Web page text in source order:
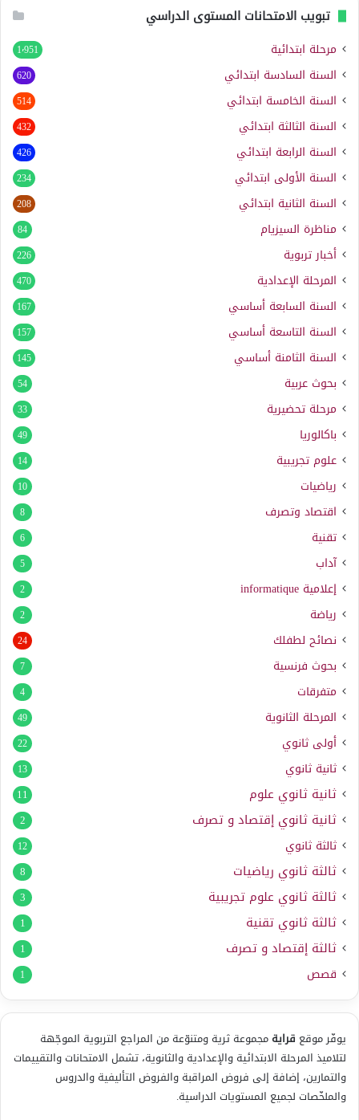
تبويب الامتحانات المستوى الدراسي
مرحلة ابتدائية 1٬951
السنة السادسة ابتدائي 620
السنة الخامسة ابتدائي 514
السنة الثالثة ابتدائي 432
السنة الرابعة ابتدائي 426
السنة الأولى ابتدائي 234
السنة الثانية ابتدائي 208
مناظرة السيزيام 84
أخبار تربوية 226
المرحلة الإعدادية 470
السنة السابعة أساسي 167
السنة التاسعة أساسي 157
السنة الثامنة أساسي 145
بحوث عربية 54
مرحلة تحضيرية 33
باكالوريا 49
علوم تجريبية 14
رياضيات 10
اقتصاد وتصرف 8
تقنية 6
آداب 5
إعلامية informatique
2
رياضة 2
نصائح لطفلك 24
بحوث فرنسية 7
متفرقات 4
المرحلة الثانوية 49
أولى ثانوي 22
ثانية ثانوي 13
ثانية ثانوي علوم 11
ثانية ثانوي إقتصاد و تصرف 2
ثالثة ثانوي 12
ثالثة ثانوي رياضيات 8
ثالثة ثانوي علوم تجريبية 3
ثالثة ثانوي تقنية 1
ثالثة إقتصاد و تصرف 1
قصص 1
يوفّر موقع قرايةمجموعة ثرية ومتنوّعة من المراجع التربوية الموجّهة
لتلاميذ المرحلة الابتدائية والإعدادية والثانوية، تشمل الامتحانات والتقييمات
والتمارين، إضافة إلى فروض المراقبة والفروض التأليفية والدروس
والملخّصات لجميع المستويات الدراسية.